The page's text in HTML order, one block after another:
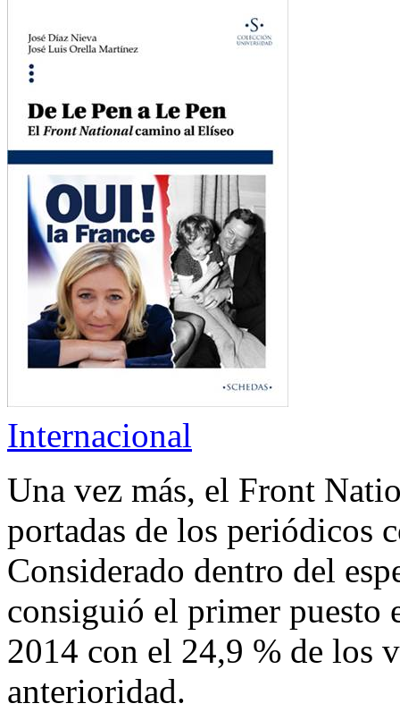
Internacional
Una vez más, el Front
portadas de los periódicos
Considerado dentro del
consiguió el primer puesto
2014 con el 24,9 % de los
anterioridad.